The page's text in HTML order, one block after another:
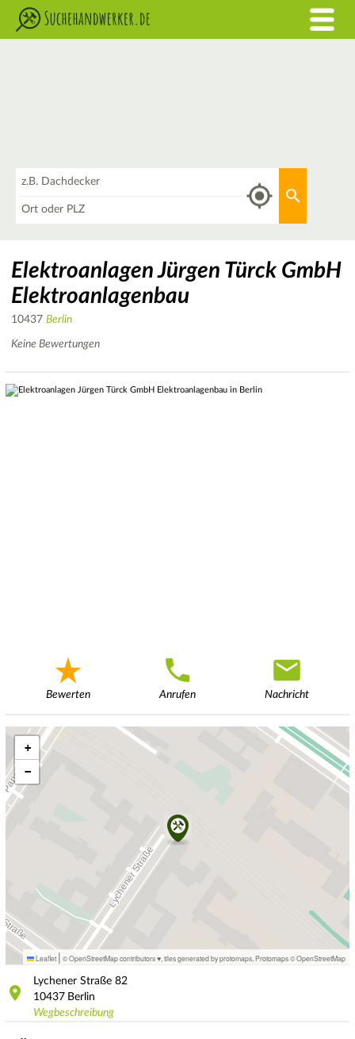
Elektroanlagen Jürgen Türck GmbH
Elektroanlagenbau
10437 Berlin
Keine Bewertungen
Bewerten Anrufen Nachricht
+
−
Leaflet | © OpenStreetMap contributors ♥, tiles generated by protomaps Protomaps©OpenStreetMap
Lychener Straße 82
10437 Berlin
Wegbeschreibung